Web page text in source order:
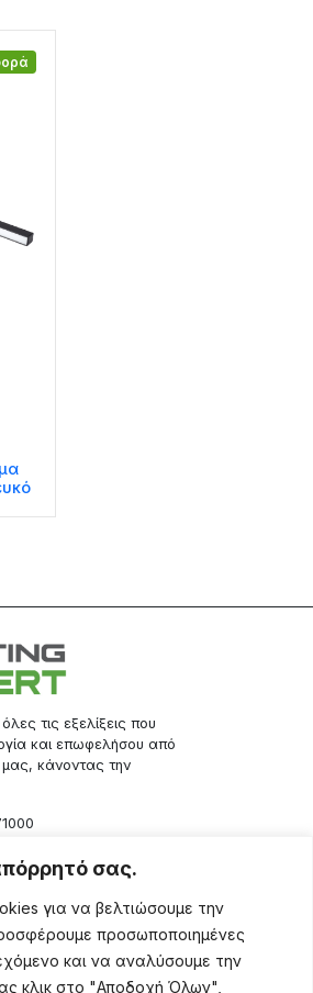
σας.
για να βελτιώσουμε την
προσωποποιημένες
και να αναλύσουμε την
κλικ στο "Αποδοχή Όλων",
τις εξελίξεις που
και επωφελήσου από
κάνοντας την